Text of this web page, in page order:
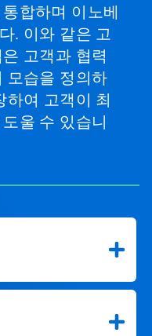
합하며 이노베
. 이와 같은 고
고객과 협력
모습을 정의하
하여 고객이 최
울 수 있습니